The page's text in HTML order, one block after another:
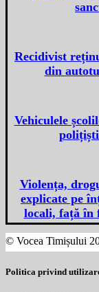
Recidivist
din
Vehiculele
Violența,
explicate pe
locali, față în
© Vocea Timișului
Politica privind